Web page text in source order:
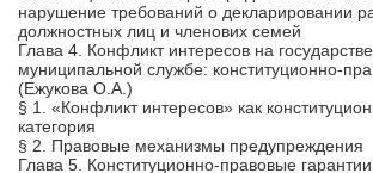
нарушение требований о декларировании
должностных лиц и членових семей
Глава 4. Конфликт интересов на
муниципальной службе: конституционно-
(Ежукова О.А.)
§ 1. «Конфликт интересов» как
категория
§ 2. Правовые механизмы предупреждения
Глава 5. Конституционно-правовые